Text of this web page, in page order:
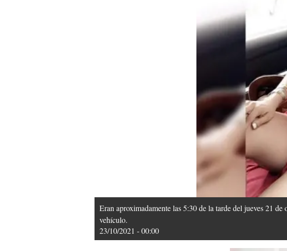
Eran aproximadamente las 5:30 de la tarde del jueves 21
vehículo.
23/10/2021 - 00:00